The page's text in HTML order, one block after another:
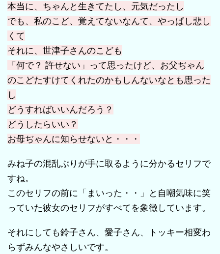
本当に、ちゃんと生きてたし、元気だったし
でも、私のこど、覚えてないなんて、やっぱし悲し
くて
それに、世津子さんのこども
「何で？ 許せない」って思ったけど、お父ぢゃん
のこどたすけてくれたのかもしんないなとも思った
し
どうすればいいんだろう？
どうしたらいい？
お母ぢゃんに知らせないと・・・
みね子の混乱ぶりが手に取るように分かるセリフで
すね。
このセリフの前に「まいった・・」と自嘲気味に笑
っていた彼女のセリフがすべてを象徴しています。
それにしても鈴子さん、愛子さん、トッキー相変わ
らずみんなやさしいです。